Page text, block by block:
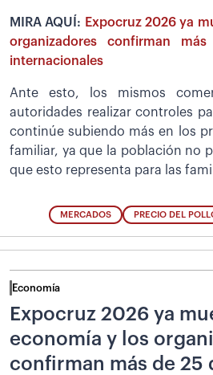
MIRA AQUÍ: Expocruz 2026 ya
organizadores confirman
internacionales
Ante esto, los mismos
autoridades realizar controles
continúe subiendo más en los
familiar, ya que la población no
que esto representa para las
MERCADOS PRECIO DEL
Economía
Expocruz 2026 ya
economía y los
confirman más de 25